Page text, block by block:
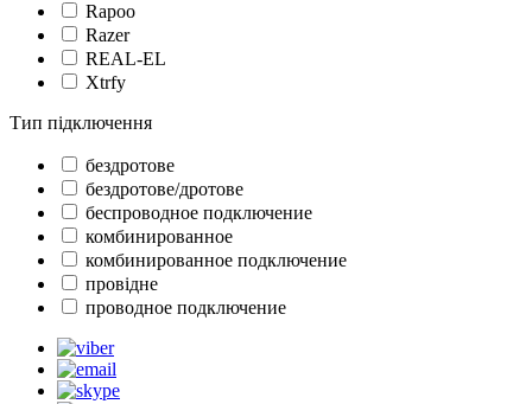
Rapoo
Razer
REAL-EL
Xtrfy
Тип підключення
бездротове
бездротове/дротове
беспроводное подключение
комбинированное
комбинированное подключение
провідне
проводное подключение